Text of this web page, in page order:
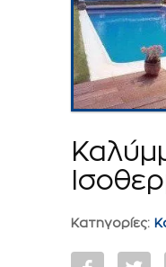
Κατηγορίες: